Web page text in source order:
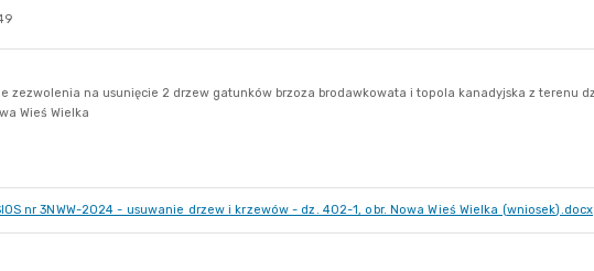
nr 3NWW-2024 - usuwanie drzew i krzewów - dz. 402-1, obr. Nowa Wieś Wielka (wniosek).docx